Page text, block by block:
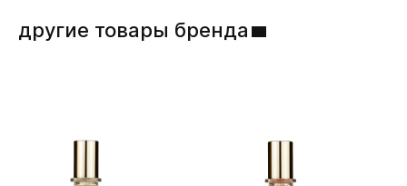
другие товары бренда